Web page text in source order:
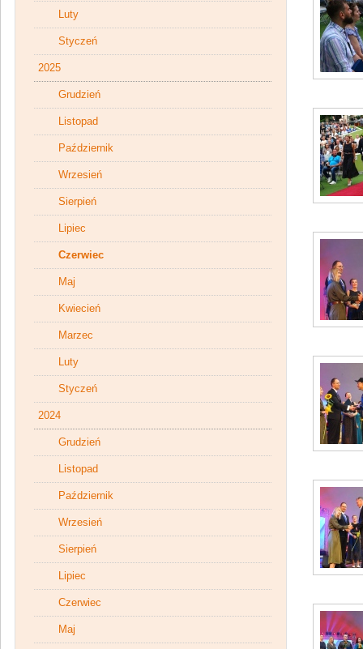
Luty
Styczeń
2025
Grudzień
Listopad
Październik
Wrzesień
Sierpień
Lipiec
Czerwiec
Maj
Kwiecień
Marzec
Luty
Styczeń
2024
Grudzień
Listopad
Październik
Wrzesień
Sierpień
Lipiec
Czerwiec
Maj